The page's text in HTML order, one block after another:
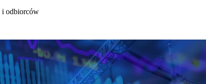
i odbiorców